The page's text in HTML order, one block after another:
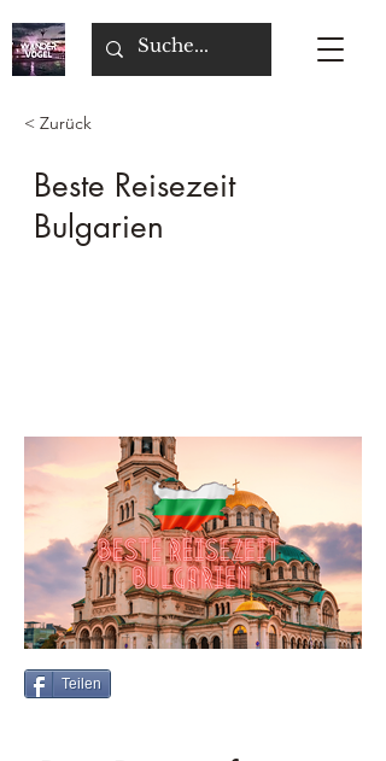
< Zurück
Beste Reisezeit
Bulgarien
Teilen